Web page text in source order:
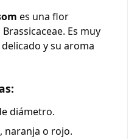
es una flor
Es muy
y su aroma
diámetro.
naranja o rojo.